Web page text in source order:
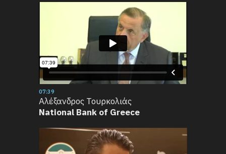
07:39
Αλέξανδρος Τουρκολιάς
National Bank of Greece